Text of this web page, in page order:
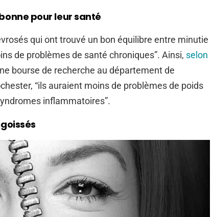
pour leur santé
qui ont trouvé un bon équilibre entre minutie
de problèmes de santé chroniques”. Ainsi, selon
bourse de recherche au département de
“ils auraient moins de problèmes de poids
inflammatoires”.